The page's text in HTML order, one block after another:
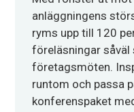
anläggningens
ryms upp till 120
föreläsningar
företagsmöten.
runtom och passa
konferenspaket